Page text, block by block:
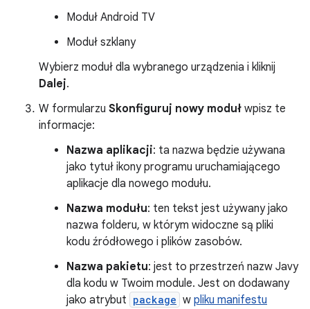
Moduł Android TV
Moduł szklany
Wybierz moduł dla wybranego urządzenia i kliknij
Dalej.
W formularzu Skonfiguruj nowy moduł wpisz te
informacje:
Nazwa aplikacji: ta nazwa będzie używana
jako tytuł ikony programu uruchamiającego
aplikacje dla nowego modułu.
Nazwa modułu: ten tekst jest używany jako
nazwa folderu, w którym widoczne są pliki
kodu źródłowego i plików zasobów.
Nazwa pakietu: jest to przestrzeń nazw Javy
dla kodu w Twoim module. Jest on dodawany
jako atrybut package w pliku manifestu